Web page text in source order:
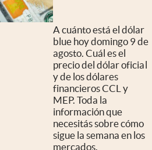
A cuánto está el dólar
blue hoy domingo 9 de
agosto. Cuál es el
precio del dólar oficial
y de los dólares
financieros CCL y
MEP. Toda la
información que
necesitás sobre cómo
sigue la semana en los
mercados.